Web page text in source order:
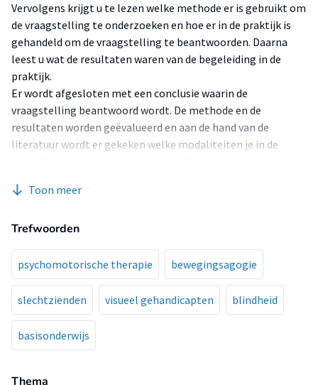
Vervolgens krijgt u te lezen welke methode er is gebruikt om
de vraagstelling te onderzoeken en hoe er in de praktijk is
gehandeld om de vraagstelling te beantwoorden. Daarna
leest u wat de resultaten waren van de begeleiding in de
praktijk.
Er wordt afgesloten met een conclusie waarin de
vraagstelling beantwoord wordt. De methode en de
resultaten worden geëvalueerd en aan de hand van de
literatuur wordt er gekeken welke modaliteiten je in de
(BA) kan toepassen met kinderen die een remming hebben
Deze case study en de vraagstelling is algemeen en voor de
gehele doelgroep geldig. In het verslag heb ik een individu
eruit belicht om zo een beeld te geven hoe deze
vraagstelling in de praktijk is onderzocht.
Toon meer
Trefwoorden
psychomotorische therapie bewegingsagogie
slechtzienden visueel gehandicapten blindheid
basisonderwijs
Thema